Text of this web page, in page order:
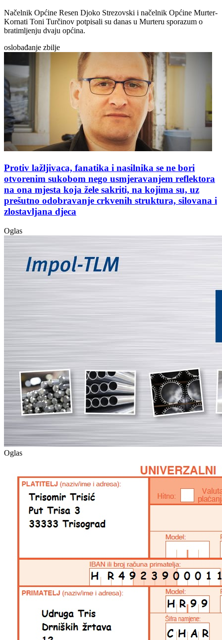
Načelnik Općine Resen Djoko Strezovski i načelnik Općine Murter-
Kornati Toni Turčinov potpisali su danas u Murteru sporazum o
bratimljenju dvaju općina.
oslobađanje zbilje
Protiv lažljivaca, fanatika i nasilnika se ne bori
otvorenim sukobom nego usmjeravanjem reflektora
na ona mjesta koja žele sakriti, na kojima su, uz
prešutno odobravanje crkvenih struktura, silovana i
zlostavljana djeca
Oglas
Oglas